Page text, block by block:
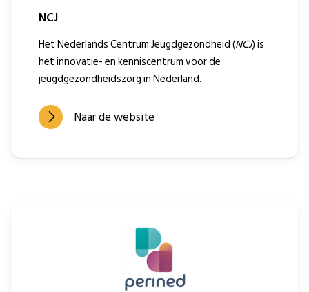
NCJ
Het Nederlands Centrum Jeugdgezondheid (NCJ) is
het innovatie- en kenniscentrum voor de
jeugdgezondheidszorg in Nederland.
Naar de website